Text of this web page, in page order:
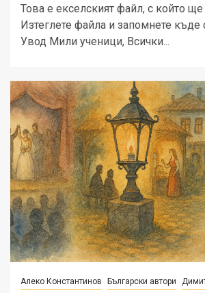
Това е екселският файл, с който ще
Изтеглете файла и запомнете къде
Увод Мили ученици, Всички...
Алеко Константинов Български автори